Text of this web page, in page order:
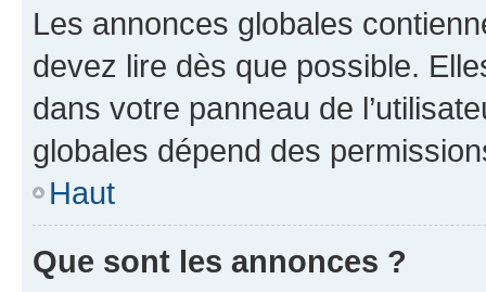
Les annonces globales
devez lire dès que possible.
dans votre panneau de
globales dépend des
Haut
Que sont les annonces ?